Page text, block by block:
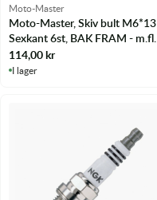
Moto-Master
Moto-Master, Skiv bult M6*13
Sexkant 6st, BAK FRAM - m.fl.
114,00kr
I lager